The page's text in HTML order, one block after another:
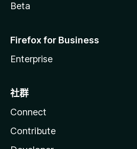
Beta
Firefox for Business
Enterprise
社群
Connect
Contribute